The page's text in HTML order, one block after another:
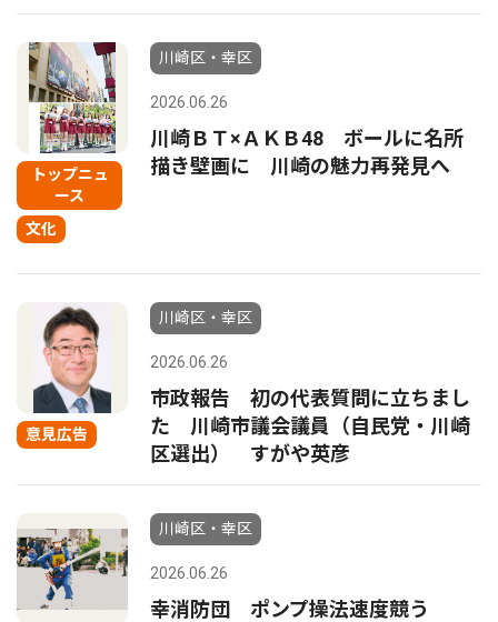
トップニュ
ース
文化
川崎区・幸区
2026.06.26
川崎ＢＴ×ＡＫＢ48 ボールに名所
描き壁画に 川崎の魅力再発見へ
意見広告
川崎区・幸区
2026.06.26
市政報告 初の代表質問に立ちまし
た 川崎市議会議員（自民党・川崎
区選出） すがや英彦
川崎区・幸区
2026.06.26
幸消防団 ポンプ操法速度競う